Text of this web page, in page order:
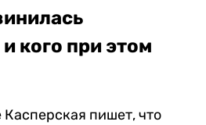
кого при этом
пишет, что